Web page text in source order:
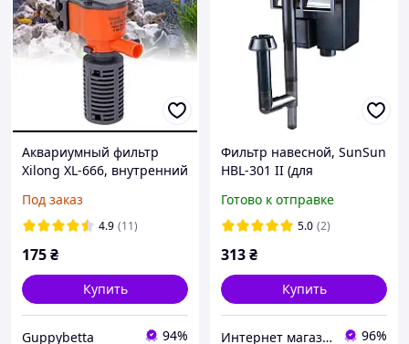
Аквариумный фильтр
Xilong XL-666, внутренний
Под заказ
4.9 (11)
175₴
Купить
Guppybetta 94%
Фильтр навесной, SunSun
HBL-301 II (для
Готово к отправке
5.0 (2)
313₴
Купить
Интернет магазин "HELMON" 96%